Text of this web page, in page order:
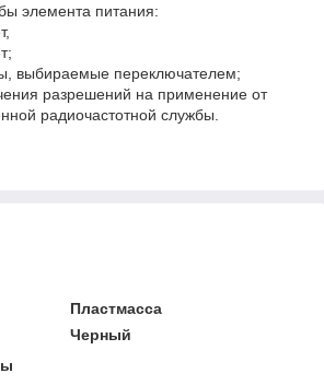
элемента питания:
выбираемые переключателем;
разрешений на применение от
радиочастотной службы.
Пластмасса
Черный